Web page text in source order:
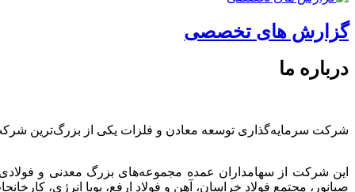
گزارش های تخصصی
درباره ما
شرکت سرمایه‌گذاری توسعه معادن و فلزات یکی از بزرگ‌ترین
این شرکت از سهامداران عمده مجموعه‌های بزرگ معدنی و
صبانور، مجتمع فولاد خراسان، آهن و فولاد ارفع، پویا انرژی،